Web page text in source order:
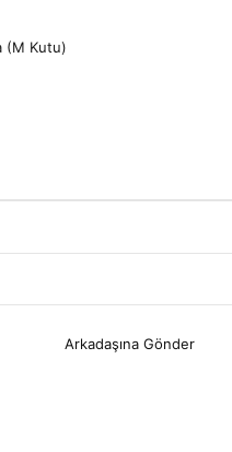
(M Kutu)
Arkadaşına Gönder